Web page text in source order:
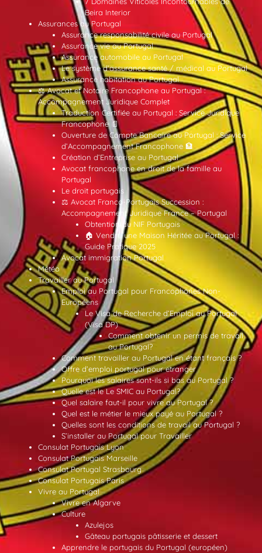
Beira Interior
Assurances au Portugal
Assurance responsabilité civile au Portugal
Assurance vie au Portugal
Assurance automobile au Portugal
Le système d’assurance santé / médical au Portugal
Assurance habitation au Portugal
⚖️ Avocat et Notaire Francophone au Portugal :
Accompagnement Juridique Complet
Traduction Certifiée au Portugal : Service Juridique
Francophone 📄
Ouverture de Compte Bancaire au Portugal : Service
d’Accompagnement Francophone 🏦
Création d’Entreprise au Portugal
Avocat francophone en droit de la famille au
Portugal
Le droit portugais
⚖️ Avocat Franco-Portugais Succession :
Accompagnement Juridique France – Portugal
Obtention du NIF Portugais
🏠 Vendre une Maison Héritée au Portugal :
Guide Pratique 2025
Avocat immigration Portugal
Météo
Travailler au Portugal
Emploi au Portugal pour Francophones Non-
Européens
Le Visa de Recherche d’Emploi au Portugal
(Visa DP)
Comment obtenir un permis de travail
au Portugal?
Comment travailler au Portugal en étant français ?
Offre d’emploi portugal pour etranger
Pourquoi les salaires sont-ils si bas au Portugal ?
Quelle est le Le SMIC au Portugal?
Quel salaire faut-il pour vivre au Portugal ?
Quel est le métier le mieux payé au Portugal ?
Quelles sont les conditions de travail au Portugal ?
S’installer au Portugal pour Travailler
Consulat Portugais Lyon
Consulat Portugais Marseille
Consulat Portugal Strasbourg
Consulat Portugais Paris
Vivre au Portugal
Vivre en Algarve
Culture
Azulejos
Gâteau portugais pâtisserie et dessert
Apprendre le portugais du Portugal (européen)